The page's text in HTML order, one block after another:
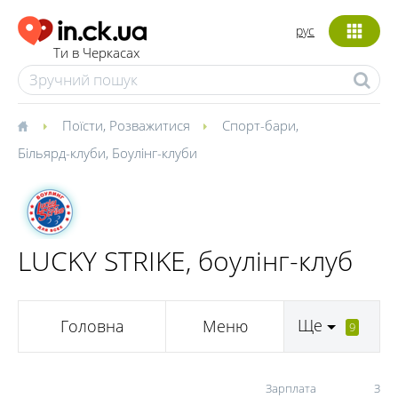
Ти в Черкасах
рус
Поїсти, Розважитися Спорт-бари,
Більярд-клуби, Боулінг-клуби
LUCKY STRIKE, боулінг-клуб
Головна Меню Ще 9
Зарплата